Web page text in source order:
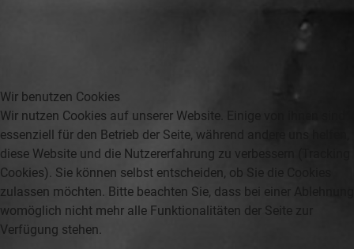
Wir benutzen Cookies
Wir nutzen Cookies auf unserer Website. Einige von ihnen sind
essenziell für den Betrieb der Seite, während andere uns helfen,
diese Website und die Nutzererfahrung zu verbessern (Tracking
Cookies). Sie können selbst entscheiden, ob Sie die Cookies
zulassen möchten. Bitte beachten Sie, dass bei einer Ablehnung
womöglich nicht mehr alle Funktionalitäten der Seite zur
Verfügung stehen.